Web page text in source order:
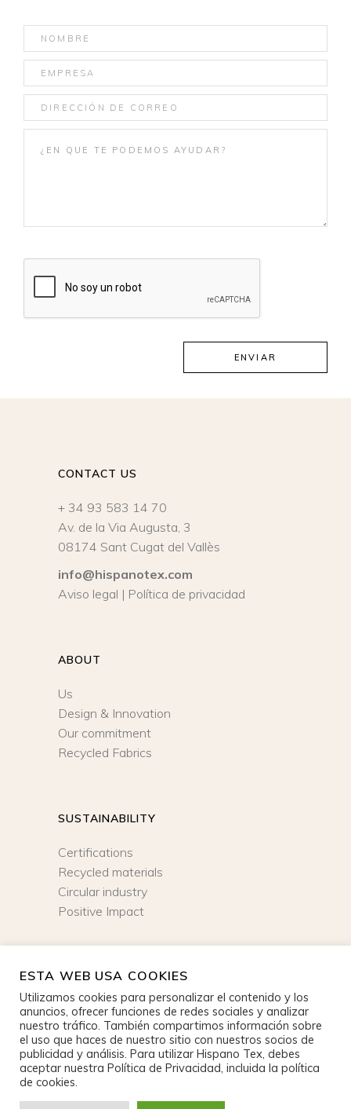
ENVIAR
CONTACT US
+ 34 93 583 14 70
Av. de la Via Augusta, 3
08174 Sant Cugat del Vallès
info@hispanotex.com
Aviso legal | Política de privacidad
ABOUT
Us
Design & Innovation
Our commitment
Recycled Fabrics
SUSTAINABILITY
Certifications
Recycled materials
Circular industry
Positive Impact
NEWSLETTER
SIGN UP
ESTA WEB USA COOKIES
Utilizamos cookies para personalizar el contenido y los
anuncios, ofrecer funciones de redes sociales y analizar
nuestro tráfico. También compartimos información sobre
el uso que haces de nuestro sitio con nuestros socios de
publicidad y análisis. Para utilizar Hispano Tex, debes
aceptar nuestra Política de Privacidad, incluida la política
de cookies.